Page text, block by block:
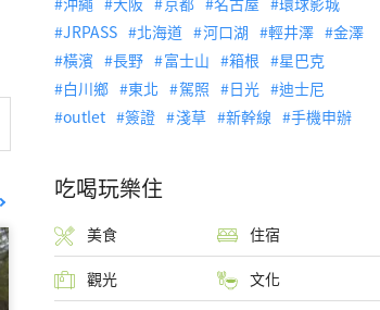
JRPASS
北海道 河口湖 輕井澤
金澤
橫濱
長野 富士山 箱根
星巴克
白川鄉
東北 駕照 日光
迪士尼
outlet
簽證 淺草 新幹線 手機申辦
吃喝玩樂住
美食 住宿
觀光 文化